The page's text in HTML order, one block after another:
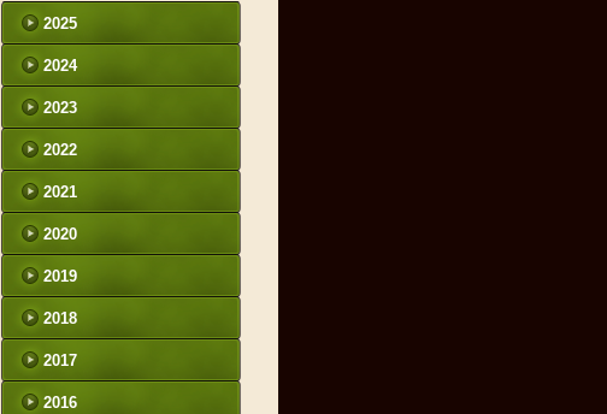
2025
2024
2023
2022
2021
2020
2019
2018
2017
2016